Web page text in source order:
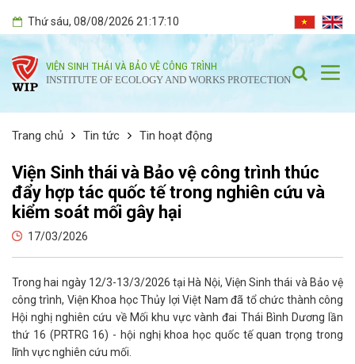
Thứ sáu, 08/08/2026 21:17:12
VIỆN SINH THÁI VÀ BẢO VỆ CÔNG TRÌNH
INSTITUTE OF ECOLOGY AND WORKS PROTECTION
Trang chủ Tin tức Tin hoạt động
Viện Sinh thái và Bảo vệ công trình thúc
đẩy hợp tác quốc tế trong nghiên cứu và
kiểm soát mối gây hại
17/03/2026
Trong hai ngày 12/3-13/3/2026 tại Hà Nội, Viện Sinh thái và Bảo vệ
công trình, Viện Khoa học Thủy lợi Việt Nam đã tổ chức thành công
Hội nghị nghiên cứu về Mối khu vực vành đai Thái Bình Dương lần
thứ 16 (PRTRG 16) - hội nghị khoa học quốc tế quan trọng trong
lĩnh vực nghiên cứu mối.